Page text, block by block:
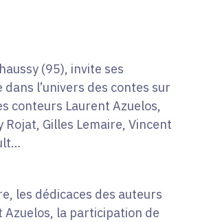
(95), invite ses
l’univers des contes sur
conteurs Laurent Azuelos,
Gilles Lemaire, Vincent
les dédicaces des auteurs
Azuelos, la participation de